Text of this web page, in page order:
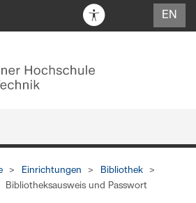
EN
Einrichtungen
Bibliothek
Bibliotheksausweis und Passwort